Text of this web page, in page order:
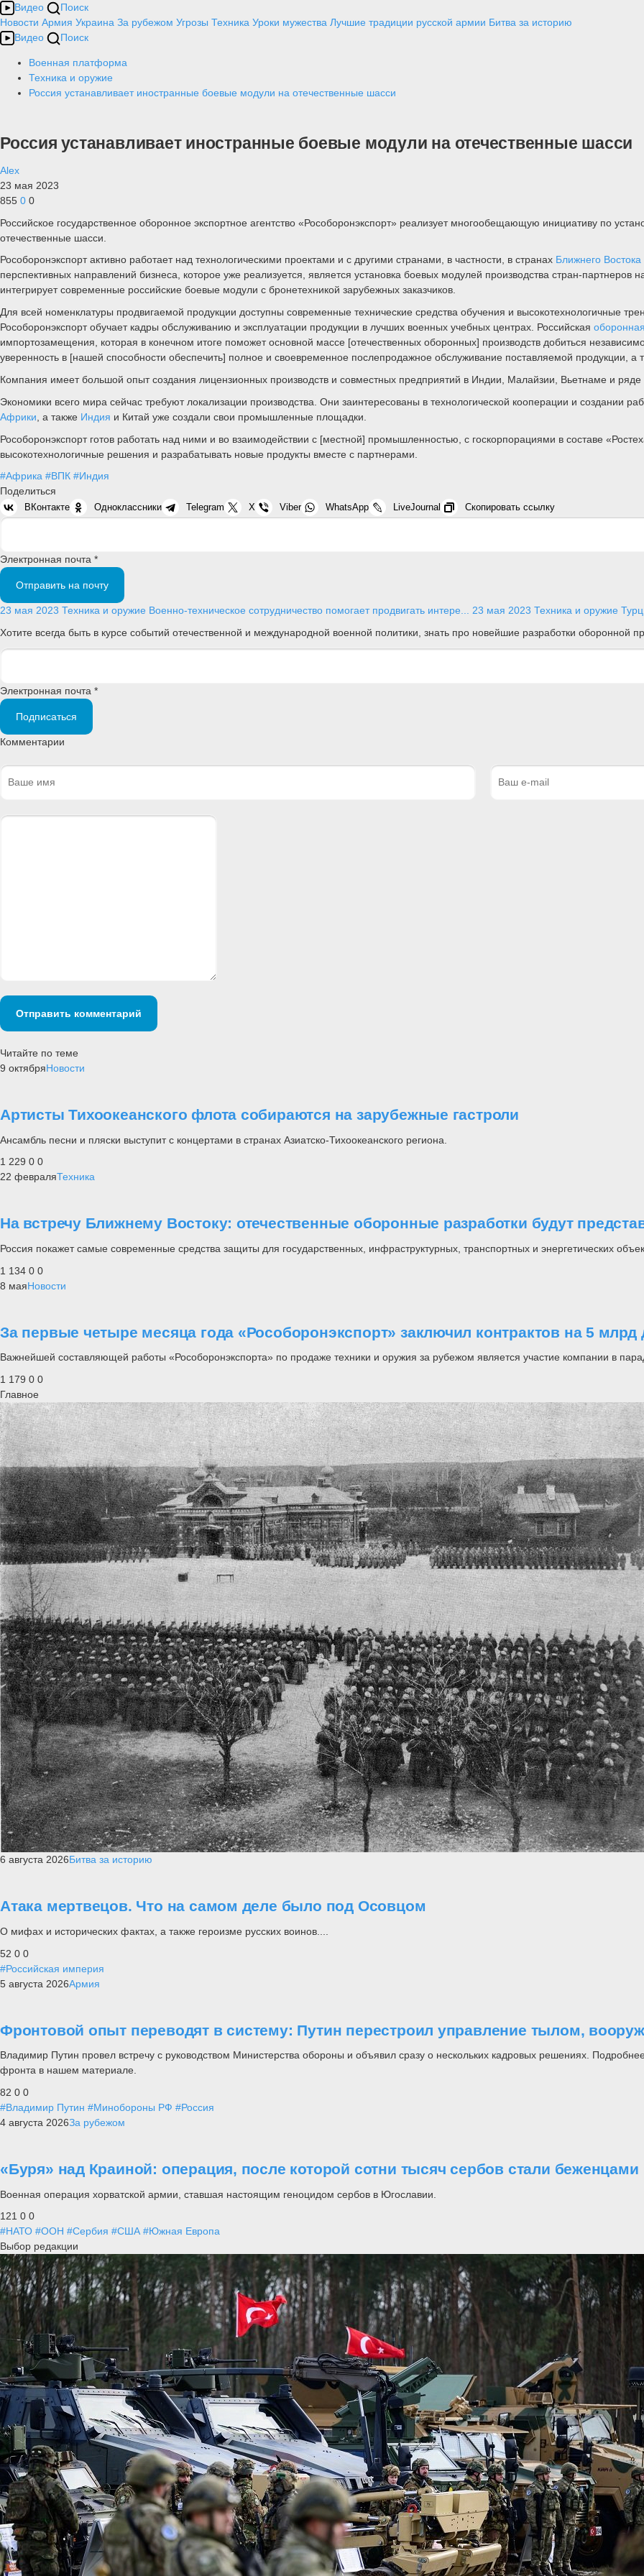
Видео
Поиск
Новости Армия Украина За рубежом Угрозы Техника Уроки мужества Лучшие традиции русской армии Битва за историю
Видео
Поиск
Военная платформа
Техника и оружие
Россия устанавливает иностранные боевые модули на отечественные шасси
Россия устанавливает иностранные боевые модули на отечественные шасси
Alex
23 мая 2023
855 0 0
Российское государственное оборонное экспортное агентство «Рособоронэкспорт» реализует многообещающую инициативу по
отечественные шасси.
Рособоронэкспорт активно работает над технологическими проектами и с другими странами, в частности, в странах Ближнего Востока
перспективных направлений бизнеса, которое уже реализуется, является установка боевых модулей производства стран-
интегрирует современные российские боевые модули с бронетехникой зарубежных заказчиков.
Для всей номенклатуры продвигаемой продукции доступны современные технические средства обучения и высокотехнологичные
Рособоронэкспорт обучает кадры обслуживанию и эксплуатации продукции в лучших военных учебных центрах. Российская
импортозамещения, которая в конечном итоге поможет основной массе [отечественных оборонных] производств добиться
уверенность в [нашей способности обеспечить] полное и своевременное послепродажное обслуживание поставляемой продукции, а
Компания имеет большой опыт создания лицензионных производств и совместных предприятий в Индии, Малайзии, Вьетнаме и ряде
Экономики всего мира сейчас требуют локализации производства. Они заинтересованы в технологической кооперации и создании
Африки , а также Индия и Китай уже создали свои промышленные площадки.
Рособоронэкспорт готов работать над ними и во взаимодействии с [местной] промышленностью, с госкорпорациями в составе
высокотехнологичные решения и разрабатывать новые продукты вместе с партнерами.
#Африка #ВПК #Индия
Поделиться
ВКонтакте Одноклассники Telegram X Viber WhatsApp LiveJournal Скопировать ссылку
Электронная почта *
Отправить на почту
23 мая 2023 Техника и оружие Военно-техническое сотрудничество помогает продвигать интере... 23 мая 2023 Техника и оружие
Хотите всегда быть в курсе событий отечественной и международной военной политики, знать про новейшие разработки
Электронная почта *
Подписаться
Комментарии
Отправить комментарий
Читайте по теме
9 октябряНовости
Артисты Тихоокеанского флота собираются на зарубежные гастроли
Ансамбль песни и пляски выступит с концертами в странах Азиатско-Тихоокеанского региона.
1 229 0 0
22 февраляТехника
На встречу Ближнему Востоку: отечественные оборонные разработки будут
Россия покажет самые современные средства защиты для государственных, инфраструктурных, транспортных и энергетических
1 134 0 0
8 маяНовости
За первые четыре месяца года «Рособоронэкспорт» заключил контрактов на 5 млрд
Важнейшей составляющей работы «Рособоронэкспорта» по продаже техники и оружия за рубежом является участие компании в
1 179 0 0
Главное
6 августа 2026Битва за историю
Атака мертвецов. Что на самом деле было под Осовцом
О мифах и исторических фактах, а также героизме русских воинов....
52 0 0
#Российская империя
5 августа 2026Армия
Фронтовой опыт переводят в систему: Путин перестроил управление тылом,
Владимир Путин провел встречу с руководством Министерства обороны и объявил сразу о нескольких кадровых решениях.
фронта в нашем материале.
82 0 0
#Владимир Путин #Минобороны РФ #Россия
4 августа 2026За рубежом
«Буря» над Краиной: операция, после которой сотни тысяч сербов стали беженцами
Военная операция хорватской армии, ставшая настоящим геноцидом сербов в Югославии.
121 0 0
#НАТО #ООН #Сербия #США #Южная Европа
Выбор редакции